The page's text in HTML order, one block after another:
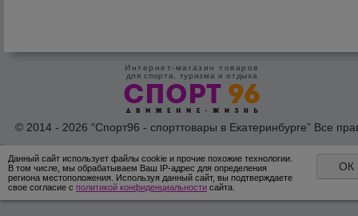
Интернет-магазин товаров
для спорта, туризма и отдыха
© 2014 - 2026 “Спорт96 - спорттовары в Екатеринбурге” Все
Данный сайт использует файлы cookie и прочие похожие технологии.
В том числе, мы обрабатываем Ваш IP-адрес для определения
региона местоположения. Используя данный сайт, вы подтверждаете
свое согласие с политикой конфиденциальности сайта.
ОК